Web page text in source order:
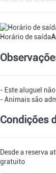
Horário de saída
- Este aluguel
- Animais são
Condições
Desde a reserva
gratuito